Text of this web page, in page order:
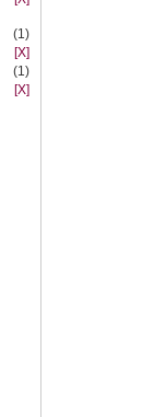
(1)
[X]
(1)
[X]